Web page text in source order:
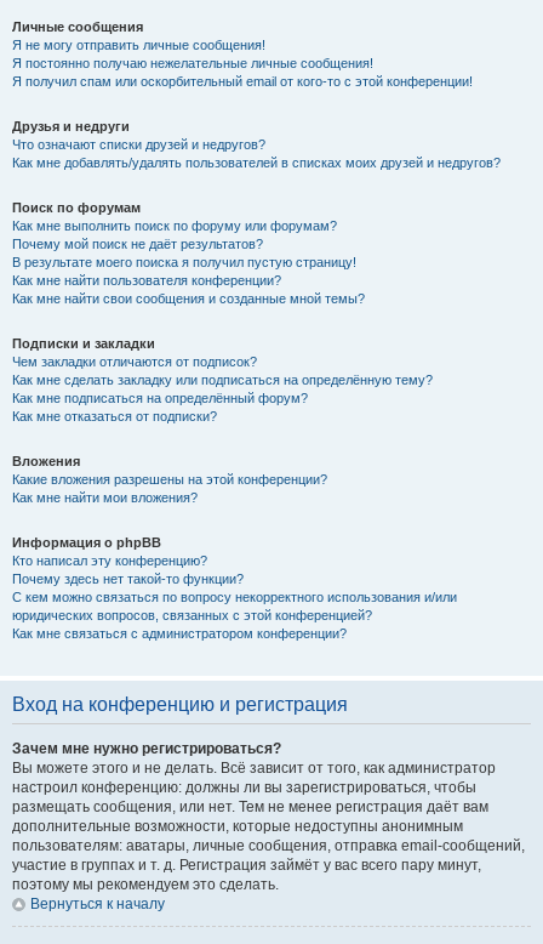
Личные сообщения
Я не могу отправить личные сообщения!
Я постоянно получаю нежелательные личные сообщения!
Я получил спам или оскорбительный email от кого-то с этой конференции!
Друзья и недруги
Что означают списки друзей и недругов?
Как мне добавлять/удалять пользователей в списках моих друзей и недругов?
Поиск по форумам
Как мне выполнить поиск по форуму или форумам?
Почему мой поиск не даёт результатов?
В результате моего поиска я получил пустую страницу!
Как мне найти пользователя конференции?
Как мне найти свои сообщения и созданные мной темы?
Подписки и закладки
Чем закладки отличаются от подписок?
Как мне сделать закладку или подписаться на определённую тему?
Как мне подписаться на определённый форум?
Как мне отказаться от подписки?
Вложения
Какие вложения разрешены на этой конференции?
Как мне найти мои вложения?
Информация о phpBB
Кто написал эту конференцию?
Почему здесь нет такой-то функции?
С кем можно связаться по вопросу некорректного использования и/или
юридических вопросов, связанных с этой конференцией?
Как мне связаться с администратором конференции?
Вход на конференцию и регистрация
Зачем мне нужно регистрироваться?
Вы можете этого и не делать. Всё зависит от того, как администратор
настроил конференцию: должны ли вы зарегистрироваться, чтобы
размещать сообщения, или нет. Тем не менее регистрация даёт вам
дополнительные возможности, которые недоступны анонимным
пользователям: аватары, личные сообщения, отправка email-сообщений,
участие в группах и т. д. Регистрация займёт у вас всего пару минут,
поэтому мы рекомендуем это сделать.
Вернуться к началу